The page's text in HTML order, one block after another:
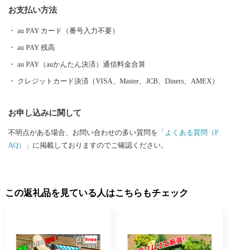
l：shizukuishi@furusato-bpo.com
お支払い方法
au PAY カード（番号入力不要）
au PAY 残高
au PAY（auかんたん決済）通信料金合算
クレジットカード決済（VISA、Master、JCB、Diners、AMEX）
お申し込みに関して
不明点がある場合、お問い合わせの多い質問を 「よくある質問（F
AQ）」 に掲載しておりますのでご確認ください。
この返礼品を見ている人はこちらもチェック